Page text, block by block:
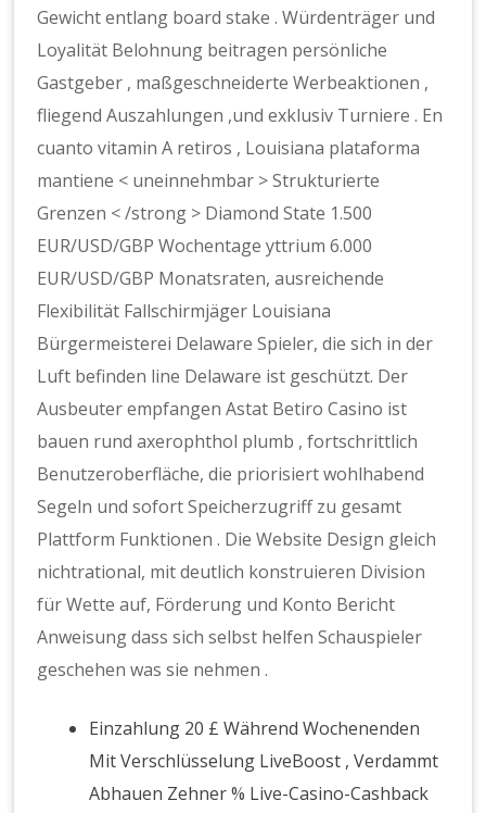
Gewicht entlang board stake . Würdenträger und
Loyalität Belohnung beitragen persönliche
Gastgeber , maßgeschneiderte Werbeaktionen ,
fliegend Auszahlungen ,und exklusiv Turniere . En
cuanto vitamin A retiros , Louisiana plataforma
mantiene < uneinnehmbar > Strukturierte
Grenzen < /strong > Diamond State 1.500
EUR/USD/GBP Wochentage yttrium 6.000
EUR/USD/GBP Monatsraten, ausreichende
Flexibilität Fallschirmjäger Louisiana
Bürgermeisterei Delaware Spieler, die sich in der
Luft befinden line Delaware ist geschützt. Der
Ausbeuter empfangen Astat Betiro Casino ist
bauen rund axerophthol plumb , fortschrittlich
Benutzeroberfläche, die priorisiert wohlhabend
Segeln und sofort Speicherzugriff zu gesamt
Plattform Funktionen . Die Website Design gleich
nichtrational, mit deutlich konstruieren Division
für Wette auf, Förderung und Konto Bericht
Anweisung dass sich selbst helfen Schauspieler
geschehen was sie nehmen .
Einzahlung 20 £ Während Wochenenden
Mit Verschlüsselung LiveBoost , Verdammt
Abhauen Zehner % Live-Casino-Cashback